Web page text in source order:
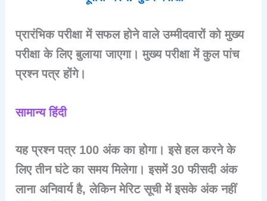
प्रारंभिक परीक्षा में सफल होने वाले उम्मीदवारों को मुख्य
परीक्षा के लिए बुलाया जाएगा। मुख्य परीक्षा में कुल पांच
प्रश्न पत्र होंगे।
सामान्य हिंदी
यह प्रश्न पत्र 100 अंक का होगा। इसे हल करने के
लिए तीन घंटे का समय मिलेगा। इसमें 30 फीसदी अंक
लाना अनिवार्य है, लेकिन मेरिट सूची में इसके अंक नहीं